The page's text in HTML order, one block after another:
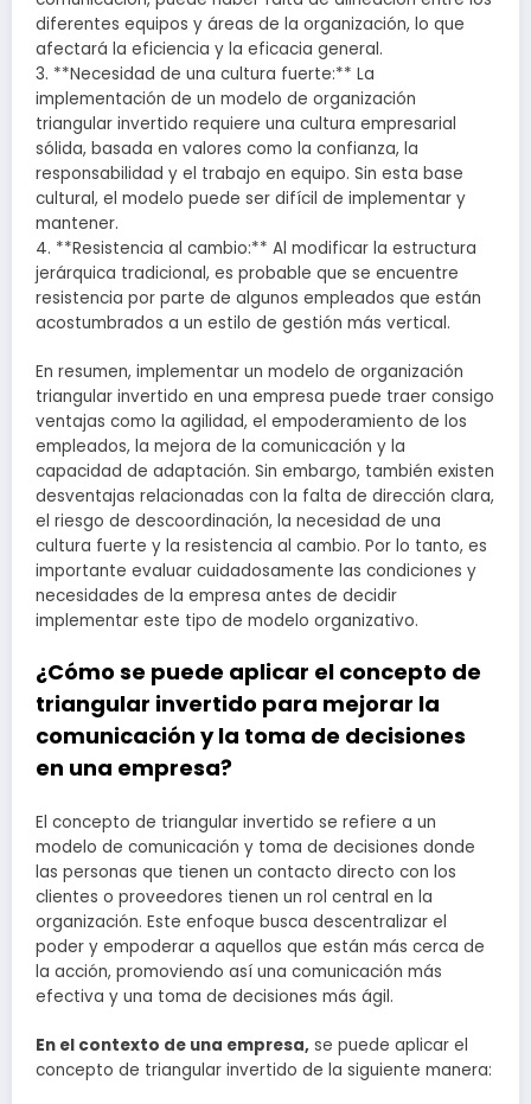
diferentes equipos y áreas de la organización, lo que
afectará la eficiencia y la eficacia general.
3. **Necesidad de una cultura fuerte:** La
implementación de un modelo de organización
triangular invertido requiere una cultura empresarial
sólida, basada en valores como la confianza, la
responsabilidad y el trabajo en equipo. Sin esta base
cultural, el modelo puede ser difícil de implementar y
mantener.
4. **Resistencia al cambio:** Al modificar la estructura
jerárquica tradicional, es probable que se encuentre
resistencia por parte de algunos empleados que están
acostumbrados a un estilo de gestión más vertical.
En resumen, implementar un modelo de organización
triangular invertido en una empresa puede traer consigo
ventajas como la agilidad, el empoderamiento de los
empleados, la mejora de la comunicación y la
capacidad de adaptación. Sin embargo, también existen
desventajas relacionadas con la falta de dirección clara,
el riesgo de descoordinación, la necesidad de una
cultura fuerte y la resistencia al cambio. Por lo tanto, es
importante evaluar cuidadosamente las condiciones y
necesidades de la empresa antes de decidir
implementar este tipo de modelo organizativo.
¿Cómo se puede aplicar el concepto de
triangular invertido para mejorar la
comunicación y la toma de decisiones
en una empresa?
El concepto de triangular invertido se refiere a un
modelo de comunicación y toma de decisiones donde
las personas que tienen un contacto directo con los
clientes o proveedores tienen un rol central en la
organización. Este enfoque busca descentralizar el
poder y empoderar a aquellos que están más cerca de
la acción, promoviendo así una comunicación más
efectiva y una toma de decisiones más ágil.
En el contexto de una empresa, se puede aplicar el
concepto de triangular invertido de la siguiente manera: